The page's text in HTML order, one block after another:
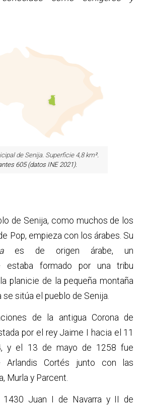
de Senija. Superficie 4,8 km².
605 (datos INE 2021).
de Senija, como muchos de los
Pop, empieza con los árabes. Su
es de origen árabe, un
estaba formado por una tribu
planicie de la pequeña montaña
se sitúa el pueblo de Senija.
de la antigua Corona de
por el rey Jaime I hacia el 11
y el 13 de mayo de 1258 fue
Arlandis Cortés junto con las
Murla y Parcent.
Juan I de Navarra y II de